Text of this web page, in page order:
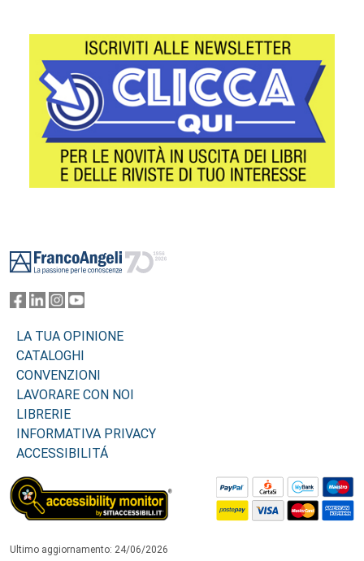
LA TUA OPINIONE
CATALOGHI
CONVENZIONI
LAVORARE CON NOI
LIBRERIE
INFORMATIVA PRIVACY
ACCESSIBILITÁ
Ultimo aggiornamento: 24/06/2026